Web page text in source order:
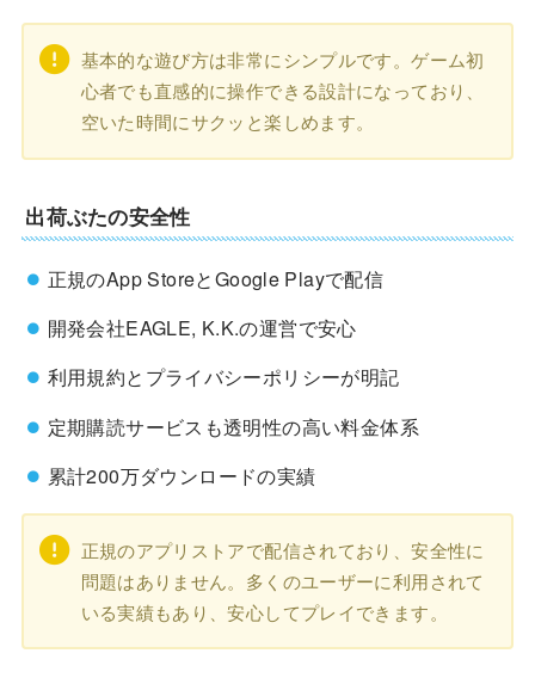
基本的な遊び方は非常にシンプルです。ゲーム初
心者でも直感的に操作できる設計になっており、
空いた時間にサクッと楽しめます。
出荷ぶたの安全性
正規のApp StoreとGoogle Playで配信
開発会社EAGLE, K.K.の運営で安心
利用規約とプライバシーポリシーが明記
定期購読サービスも透明性の高い料金体系
累計200万ダウンロードの実績
正規のアプリストアで配信されており、安全性に
問題はありません。多くのユーザーに利用されて
いる実績もあり、安心してプレイできます。